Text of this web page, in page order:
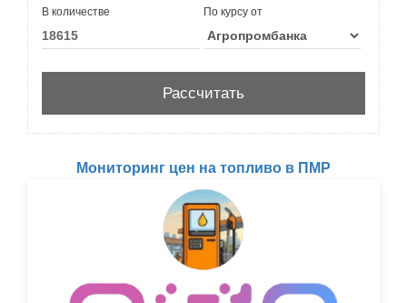
В количестве По курсу от
Мониторинг цен на топливо в ПМР